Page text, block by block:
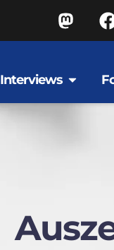
Interviews